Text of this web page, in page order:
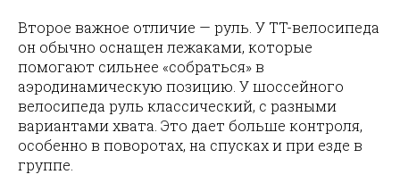
Второе важное отличие — руль. У TT-велосипеда
он обычно оснащен лежаками, которые
помогают сильнее «собраться» в
аэродинамическую позицию. У шоссейного
велосипеда руль классический, с разными
вариантами хвата. Это дает больше контроля,
особенно в поворотах, на спусках и при езде в
группе.